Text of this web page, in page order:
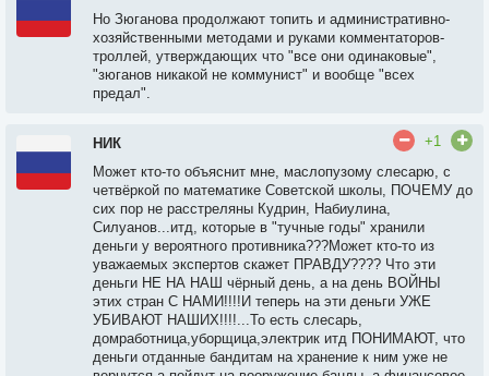
Но Зюганова продолжают топить и административно-
хозяйственными методами и руками комментаторов-
троллей, утверждающих что "все они одинаковые",
"зюганов никакой не коммунист" и вообще "всех
предал".
НИК
+1
Может кто-то объяснит мне, маслопузому слесарю, с
четвёркой по математике Советской школы, ПОЧЕМУ до
сих пор не расстреляны Кудрин, Набиулина,
Силуанов...итд, которые в "тучные годы" хранили
деньги у вероятного противника???Может кто-то из
уважаемых экспертов скажет ПРАВДУ???? Что эти
деньги НЕ НА НАШ чёрный день, а на день ВОЙНЫ
этих стран С НАМИ!!!!И теперь на эти деньги УЖЕ
УБИВАЮТ НАШИХ!!!!...То есть слесарь,
домработница,уборщица,электрик итд ПОНИМАЮТ, что
деньги отданные бандитам на хранение к ним уже не